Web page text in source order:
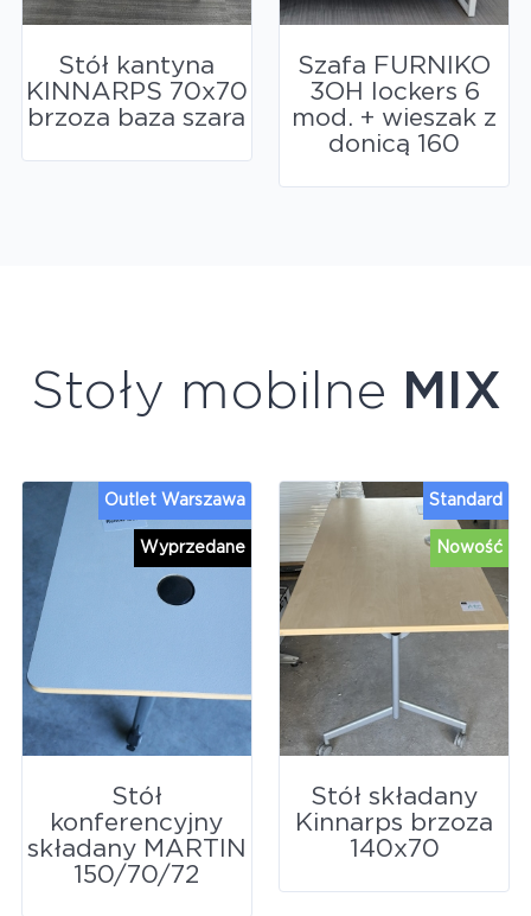
Stół kantyna
KINNARPS 70x70
brzoza baza szara
Szafa FURNIKO
3OH lockers 6
mod. + wieszak z
donicą 160
Stoły mobilne MIX
Wyprzedane
Outlet Warszawa
Stół
konferencyjny
składany MARTIN
150/70/72
Nowość
Standard
Stół składany
Kinnarps brzoza
140x70